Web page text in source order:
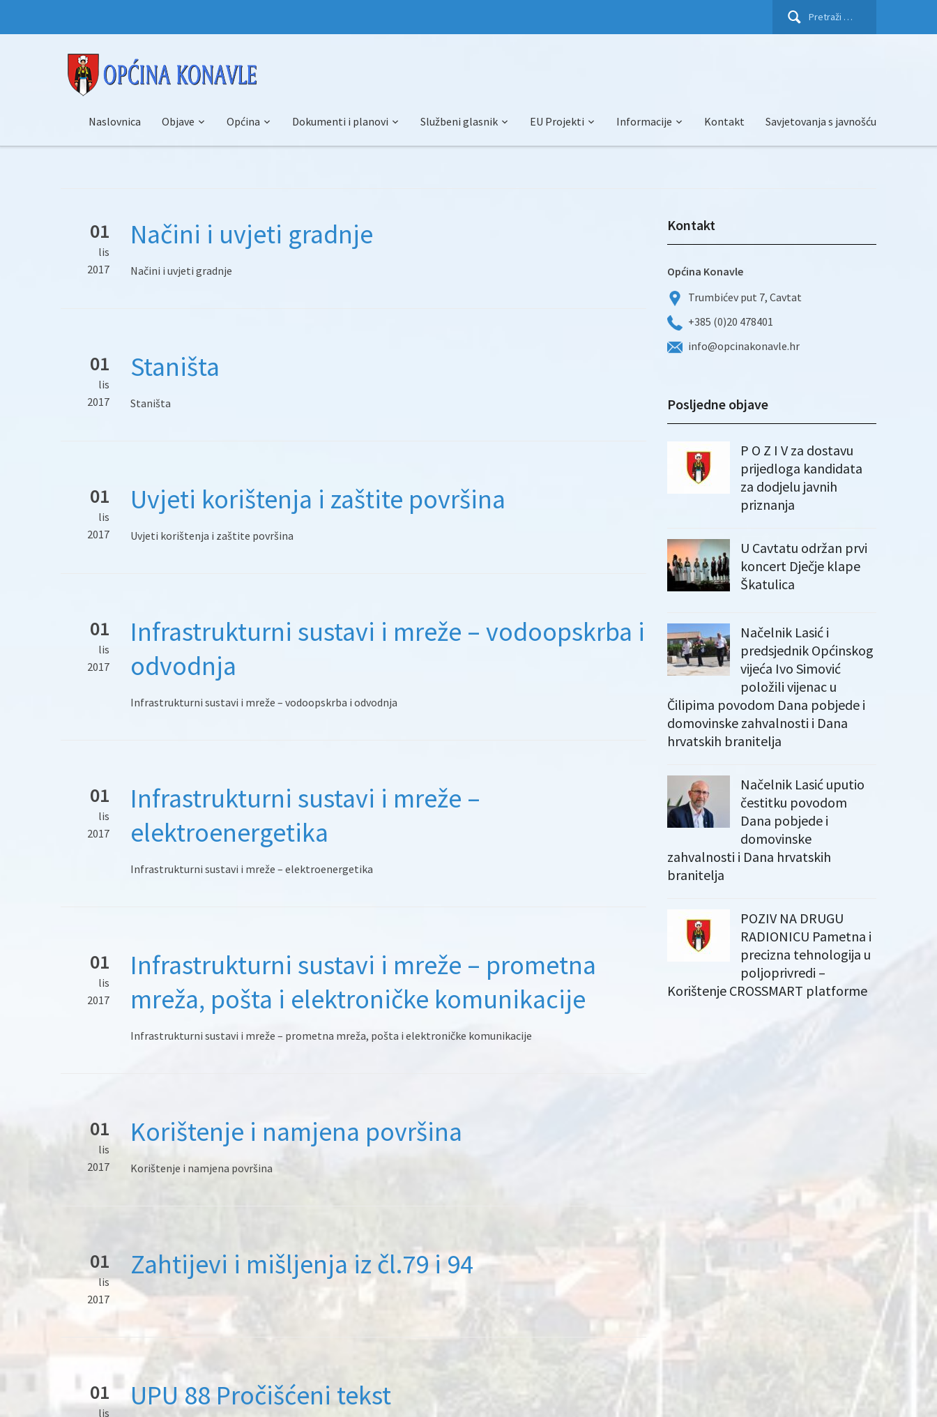
Pretraži:
Naslovnica Objave Općina Dokumenti i planovi Službeni glasnik EU Projekti Informacije Kontakt Savjetovanja s javnošću
01
lis
2017
Načini i uvjeti gradnje
Načini i uvjeti gradnje
01
lis
2017
Staništa
Staništa
01
lis
2017
Uvjeti korištenja i zaštite površina
Uvjeti korištenja i zaštite površina
01
lis
2017
Infrastrukturni sustavi i mreže – vodoopskrba i
odvodnja
Infrastrukturni sustavi i mreže – vodoopskrba i odvodnja
01
lis
2017
Infrastrukturni sustavi i mreže –
elektroenergetika
Infrastrukturni sustavi i mreže – elektroenergetika
01
lis
2017
Infrastrukturni sustavi i mreže – prometna
mreža, pošta i elektroničke komunikacije
Infrastrukturni sustavi i mreže – prometna mreža, pošta i elektroničke komunikacije
01
lis
2017
Korištenje i namjena površina
Korištenje i namjena površina
01
lis
2017
Zahtijevi i mišljenja iz čl.79 i 94
01
lis
UPU 88 Pročišćeni tekst
Kontakt
Općina Konavle
Trumbićev put 7, Cavtat
+385 (0)20 478401
info@opcinakonavle.hr
Posljedne objave
P O Z I V za dostavu
prijedloga kandidata
za dodjelu javnih
priznanja
U Cavtatu održan prvi
koncert Dječje klape
Škatulica
Načelnik Lasić i
predsjednik Općinskog
vijeća Ivo Simović
položili vijenac u
Čilipima povodom Dana pobjede i
domovinske zahvalnosti i Dana
hrvatskih branitelja
Načelnik Lasić uputio
čestitku povodom
Dana pobjede i
domovinske
zahvalnosti i Dana hrvatskih
branitelja
POZIV NA DRUGU
RADIONICU Pametna i
precizna tehnologija u
poljoprivredi –
Korištenje CROSSMART platforme